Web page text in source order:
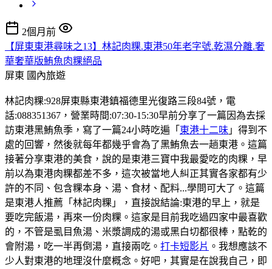
2個月前
【屏東東港尋味之13】林記肉粿.東港50年老字號.乾濕分離.奢
華奢華版鮪魚肉粿絕品
屏東 國內旅遊
林記肉粿:928屏東縣東港鎮福德里光復路三段84號，電
話:088351367，營業時間:07:30-15:30早前分享了一篇因為去採
訪東港黑鮪魚季，寫了一篇24小時吃遍「 東港十二味 」得到不
處的回響，然後就每年都幾乎會為了黑鮪魚去一趟東港。這篇
接著分享東港的美食，說的是東港三寶中我最愛吃的肉粿，早
前以為東港肉粿都差不多，這次被當地人糾正其實各家都有少
許的不同、包含粿本身、湯、食材、配料...學問可大了。這篇
是東港人推薦「林記肉粿」，直接說結論:東港的早上，就是
要吃完飯湯，再來一份肉粿。這家是目前我吃過四家中最喜歡
的，不管是虱目魚湯、米漿調成的湯或黑白切都很棒，點乾的
會附湯，吃一半再倒湯，直接兩吃。 打卡短影片 。我想應該不
少人對東港的地理沒什麼概念。好吧，其實是在說我自己，即